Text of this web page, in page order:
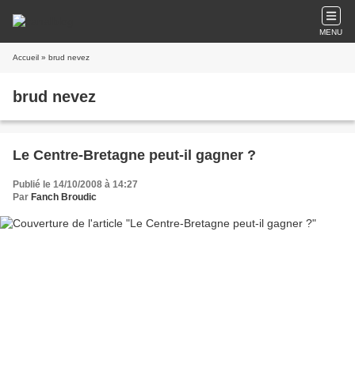
MENU
Accueil » brud nevez
brud nevez
Le Centre-Bretagne peut-il gagner ?
Publié le 14/10/2008 à 14:27
Par Fanch Broudic